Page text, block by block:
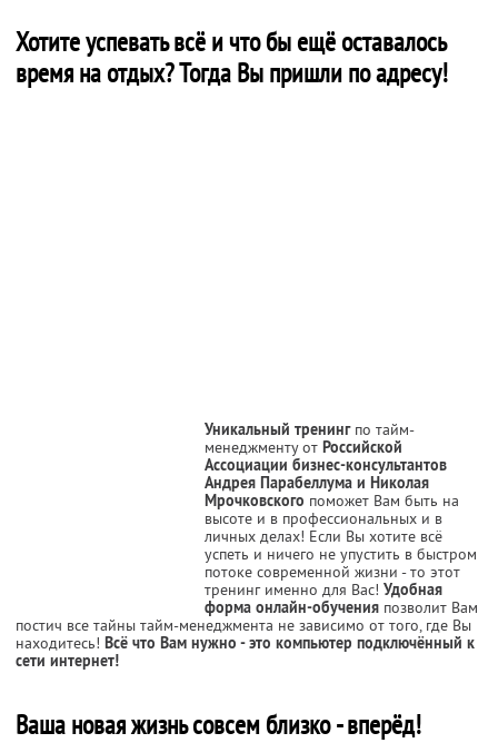
Хотите успевать всё и что бы ещё оставалось
время на отдых? Тогда Вы пришли по адресу!
Уникальный тренингпо тайм-
менеджменту от Российской
Ассоциации бизнес-консультантов
Андрея Парабеллума и Николая
Мрочковского поможет Вам быть на
высоте и в профессиональных и в
личных делах! Если Вы хотите всё
успеть и ничего не упустить в быстром
потоке современной жизни - то этот
тренинг именно для Вас! Удобная
форма онлайн-обучения позволит Вам
постич все тайны тайм-менеджмента не зависимо от того, где Вы
находитесь! Всё что Вам нужно - это компьютер подключённый к
сети интернет!
Ваша новая жизнь совсем близко - вперёд!